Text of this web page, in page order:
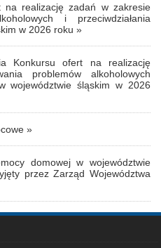
na realizację zadań w zakresie
i przeciwdziałania
w 2026 roku »
Konkursu ofert na realizację
problemów alkoholowych
województwie śląskim w 2026
»
domowej w województwie
przez Zarząd Województwa